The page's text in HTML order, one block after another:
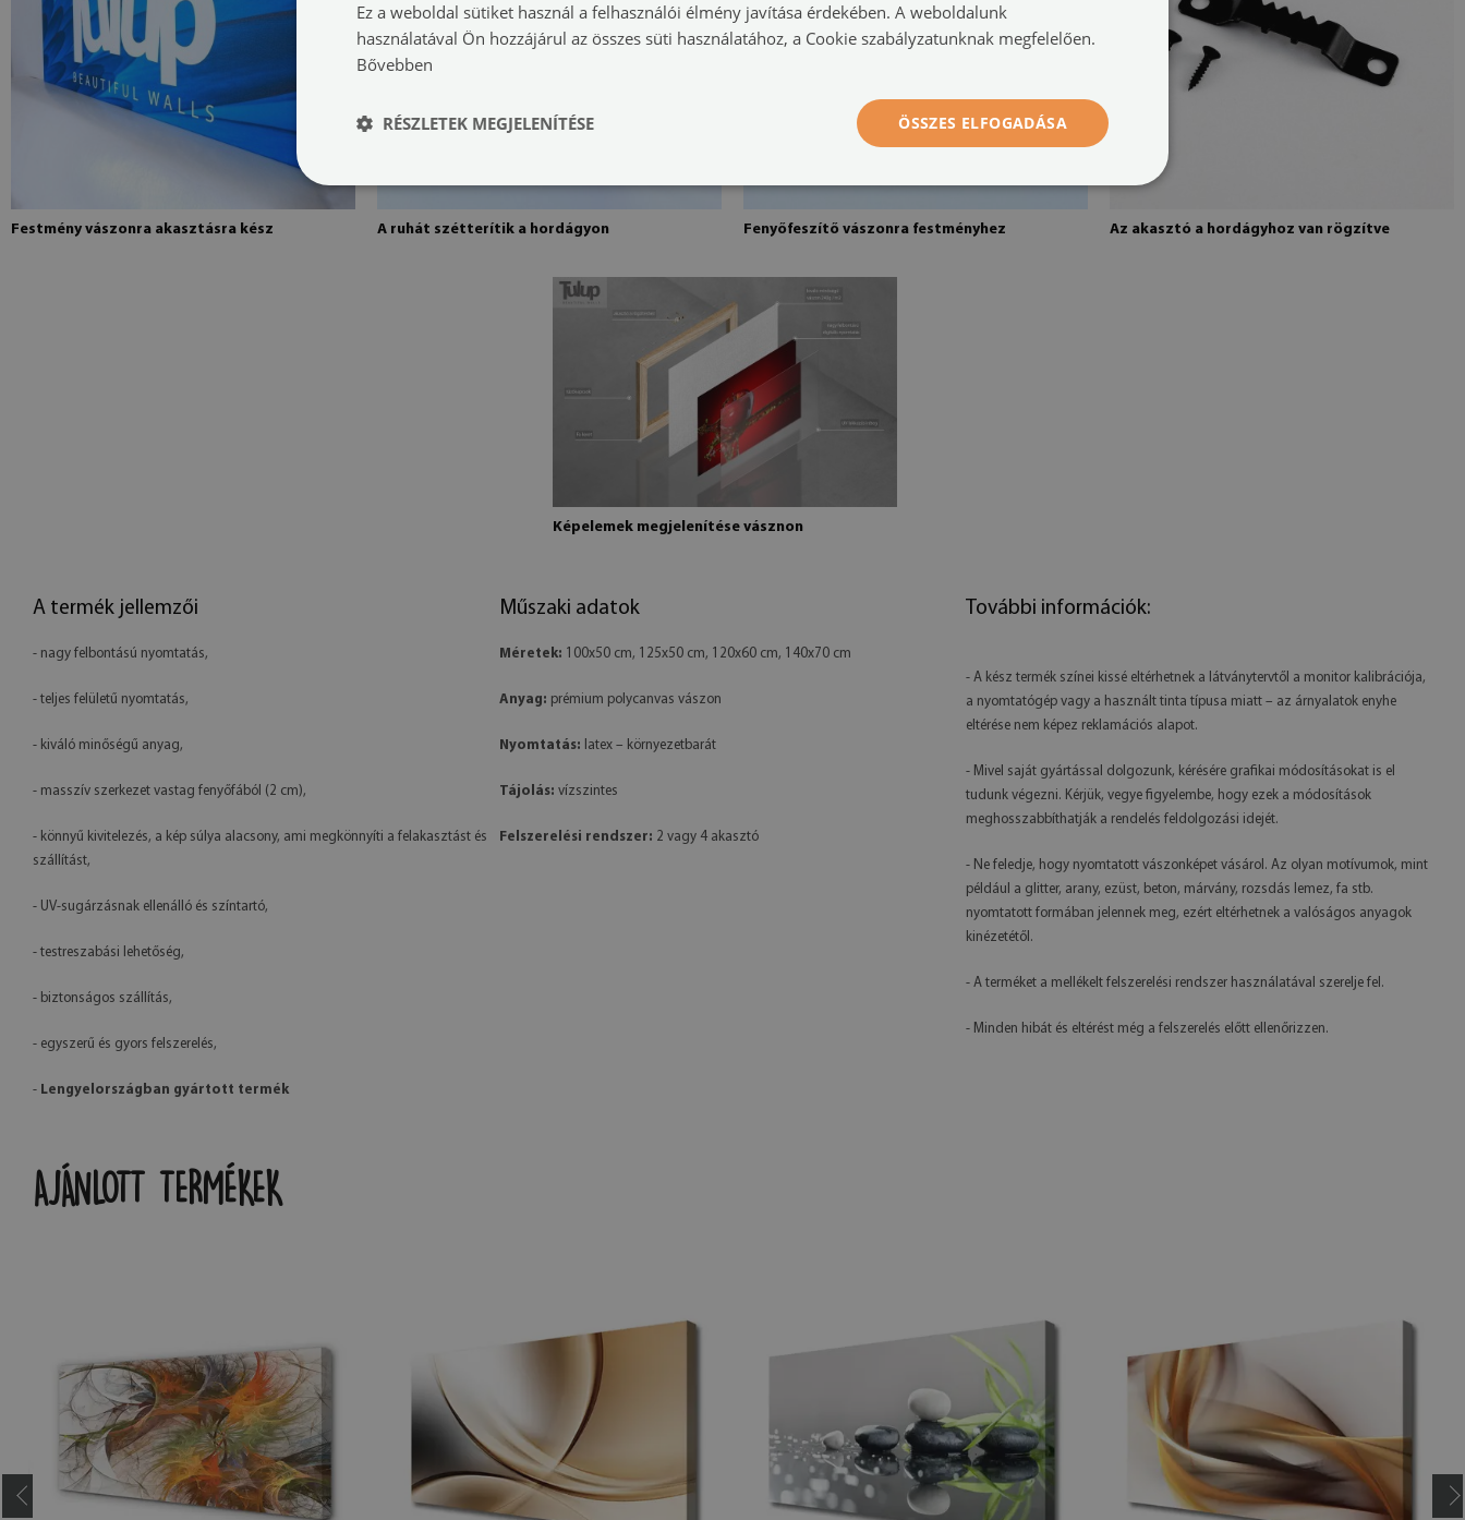
Festmény vászonra akasztásra kész A ruhát szétterítik a hordágyon Fenyőfeszítő vászonra festményhez Az akasztó a hordágyhoz van rögzítve
Képelemek megjelenítése vásznon
A termék jellemzői
- nagy felbontású nyomtatás,
- teljes felületű nyomtatás,
- kiváló minőségű anyag,
- masszív szerkezet vastag fenyőfából (2 cm),
- könnyű kivitelezés, a kép súlya alacsony, ami megkönnyíti a felakasztást és
szállítást,
- UV-sugárzásnak ellenálló és színtartó,
- testreszabási lehetőség,
- biztonságos szállítás,
- egyszerű és gyors felszerelés,
- Lengyelországban gyártott termék
Műszaki adatok
Méretek: 100x50 cm, 125x50 cm, 120x60 cm, 140x70 cm
Anyag: prémium polycanvas vászon
Nyomtatás: latex – környezetbarát
Tájolás: vízszintes
Felszerelési rendszer: 2 vagy 4 akasztó
További információk:
- A kész termék színei kissé eltérhetnek a látványtervtől a monitor kalibrációja,
a nyomtatógép vagy a használt tinta típusa miatt – az árnyalatok enyhe
eltérése nem képez reklamációs alapot.
- Mivel saját gyártással dolgozunk, kérésére grafikai módosításokat is el
tudunk végezni. Kérjük, vegye figyelembe, hogy ezek a módosítások
meghosszabbíthatják a rendelés feldolgozási idejét.
- Ne feledje, hogy nyomtatott vászonképet vásárol. Az olyan motívumok, mint
például a glitter, arany, ezüst, beton, márvány, rozsdás lemez, fa stb.
nyomtatott formában jelennek meg, ezért eltérhetnek a valóságos anyagok
kinézetétől.
- A terméket a mellékelt felszerelési rendszer használatával szerelje fel.
- Minden hibát és eltérést még a felszerelés előtt ellenőrizzen.
AJÁNLOTT TERMÉKEK
Ez a weboldal sütiket használ a felhasználói élmény javítása érdekében. A weboldalunk
használatával Ön hozzájárul az összes süti használatához, a Cookie szabályzatunknak megfelelően.
Bővebben
ÖSSZES ELFOGADÁSA
RÉSZLETEK MEGJELENÍTÉSE